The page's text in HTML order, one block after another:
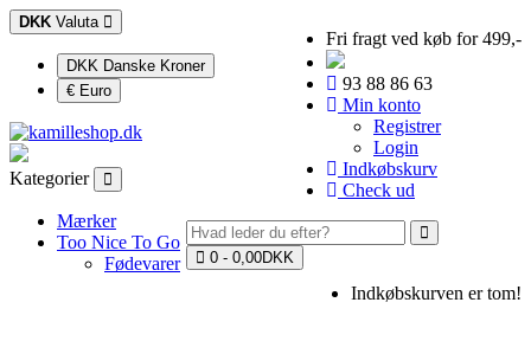
DKK Valuta
DKK Danske Kroner
€ Euro
Fri fragt ved køb for 499,-
93 88 86 63
Min konto
Registrer
Login
Indkøbskurv
Check ud
0 - 0,00DKK
Indkøbskurven er tom!
Kategorier
Mærker
Too Nice To Go
Fødevarer